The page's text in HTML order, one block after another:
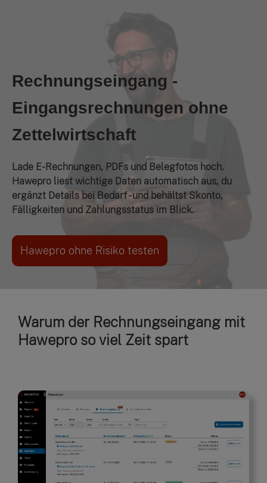
Rechnungseingang -
Eingangsrechnungen ohne
Zettelwirtschaft
Lade E-Rechnungen, PDFs und Belegfotos hoch.
Hawepro liest wichtige Daten automatisch aus, du
ergänzt Details bei Bedarf - und behältst Skonto,
Fälligkeiten und Zahlungsstatus im Blick.
Hawepro ohne Risiko testen
Warum der Rechnungseingang mit
Hawepro so viel Zeit spart